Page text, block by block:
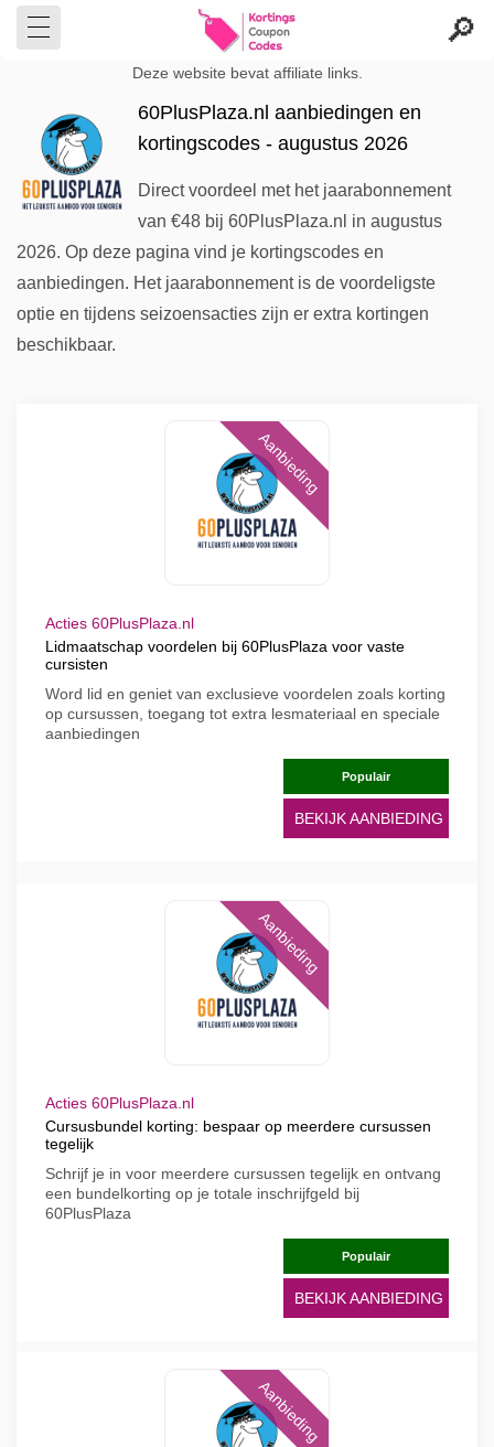
Deze website bevat affiliate links.
60PlusPlaza.nl aanbiedingen en
kortingscodes - augustus 2026
Direct voordeel met het jaarabonnement
van €48 bij 60PlusPlaza.nl in augustus
2026. Op deze pagina vind je kortingscodes en
aanbiedingen. Het jaarabonnement is de voordeligste
optie en tijdens seizoensacties zijn er extra kortingen
beschikbaar.
Aanbieding
Acties 60PlusPlaza.nl
Lidmaatschap voordelen bij 60PlusPlaza voor vaste
cursisten
Word lid en geniet van exclusieve voordelen zoals korting
op cursussen, toegang tot extra lesmateriaal en speciale
aanbiedingen
Populair
BEKIJK AANBIEDING
Aanbieding
Acties 60PlusPlaza.nl
Cursusbundel korting: bespaar op meerdere cursussen
tegelijk
Schrijf je in voor meerdere cursussen tegelijk en ontvang
een bundelkorting op je totale inschrijfgeld bij
60PlusPlaza
Populair
BEKIJK AANBIEDING
Aanbieding